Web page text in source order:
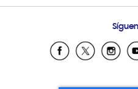
Samsung